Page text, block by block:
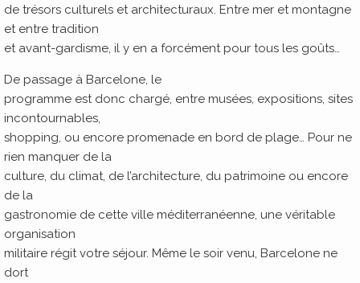
de trésors culturels et architecturaux. Entre mer et montagne
et entre tradition
et avant-gardisme, il y en a forcément pour tous les goûts…
De passage à Barcelone, le
programme est donc chargé, entre musées, expositions, sites
incontournables,
shopping, ou encore promenade en bord de plage… Pour ne
rien manquer de la
culture, du climat, de l’architecture, du patrimoine ou encore
de la
gastronomie de cette ville méditerranéenne, une véritable
organisation
militaire régit votre séjour. Même le soir venu, Barcelone ne
dort